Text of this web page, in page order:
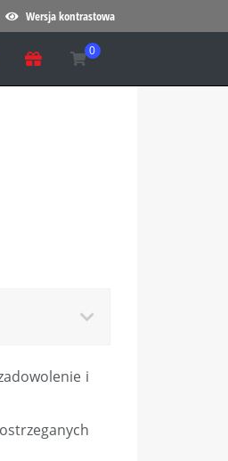
Wersja kontrastowa
i